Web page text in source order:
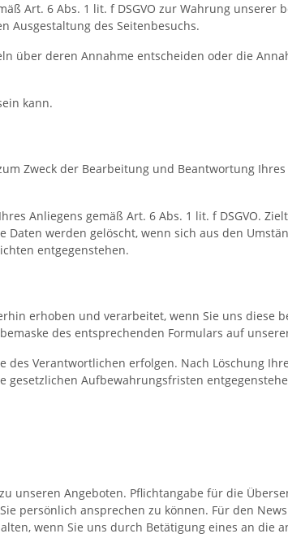
Art. 6 Abs. 1 lit. f DSGVO zur Wahrung unserer
Ausgestaltung des Seitenbesuchs.
über deren Annahme entscheiden oder die
kann.
Zweck der Bearbeitung und Beantwortung
Anliegens gemäß Art. 6 Abs. 1 lit. f DSGVO.
werden gelöscht, wenn sich aus den
entgegenstehen.
erhoben und verarbeitet, wenn Sie uns diese
des entsprechenden Formulars auf
Verantwortlichen erfolgen. Nach Löschung
gesetzlichen Aufbewahrungsfristen
unseren Angeboten. Pflichtangabe für die
persönlich ansprechen zu können. Für den
wenn Sie uns durch Betätigung eines an die